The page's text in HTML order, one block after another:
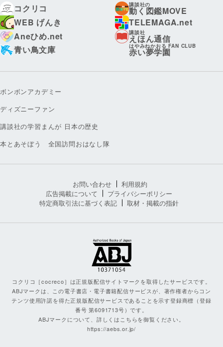
コクリコ
講談社の
動く図鑑MOVE
WEB げんき
TELEMAGA.net
Aneひめ.net
講談社
えほん通信
青い鳥文庫
はやみねかおる FAN CLUB
赤い夢学園
ボンボンアカデミー
ディズニーファン
講談社の学習まんが 日本の歴史
本とあそぼう 全国訪問おはなし隊
お問い合わせ
利用規約
広告掲載について
プライバシーポリシー
特定商取引法に基づく表記
取材・掲載の指針
コクリコ［cocreco］は正規版配信サイトマークを取得したサービスです。
ABJマークは、この電子書店・電子書籍配信サービスが、著作権者からコン
テンツ使用許諾を得た正規版配信サービスであることを示す登録商標（登録
番号 第6091713号）です。
ABJマークについて、詳しくはこちらを御覧ください。
https://aebs.or.jp/